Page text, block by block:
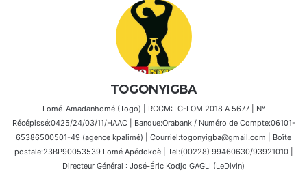
TOGONYIGBA
Lomé-Amadanhomé (Togo) | RCCM:TG-LOM 2018 A 5677 | N°
Récépissé:0425/24/03/11/HAAC | Banque:Orabank / Numéro de Compte:06101-
65386500501-49 (agence kpalimé) | Courriel:togonyigba@gmail.com | Boîte
postale:23BP90053539 Lomé Apédokoè | Tel:(00228) 99460630/93921010 |
Directeur Général : José-Éric Kodjo GAGLI (LeDivin)